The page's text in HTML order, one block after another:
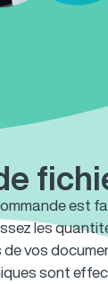
est
les
de vos
sont